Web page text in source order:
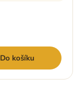
Do košíku